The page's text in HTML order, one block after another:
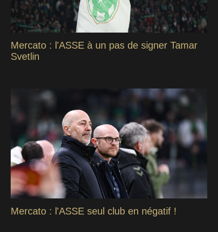
Mercato : l'ASSE à un pas de signer Tamar
Svetlin
Mercato : l'ASSE seul club en négatif !